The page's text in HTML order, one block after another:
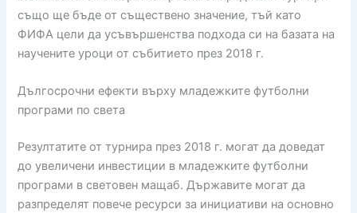
също ще бъде от съществено значение, тъй като
ФИФА цели да усъвършенства подхода си на базата на
научените уроци от събитието през 2018 г.
Дългосрочни ефекти върху младежките футболни
програми по света
Резултатите от турнира през 2018 г. могат да доведат
до увеличени инвестиции в младежките футболни
програми в световен мащаб. Държавите могат да
разпределят повече ресурси за инициативи на основно